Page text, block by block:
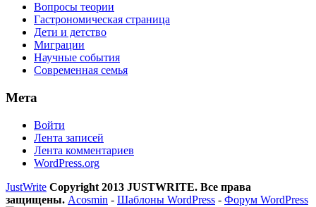
Вопросы теории
Гастрономическая страница
Дети и детство
Миграции
Научные события
Современная семья
Мета
Войти
Лента записей
Лента комментариев
WordPress.org
JustWrite Copyright 2013 JUSTWRITE. Все права
защищены. Acosmin - Шаблоны WordPress - Форум WordPress